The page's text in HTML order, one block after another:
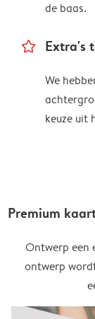
de baas.
star_outline Extra's
We
keuze uit
Premium
Ontwerp een
ontwerp